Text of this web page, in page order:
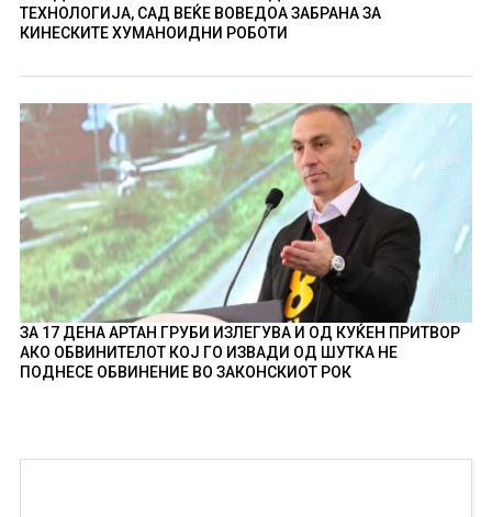
ТЕХНОЛОГИЈА, САД ВЕЌЕ ВОВЕДОА ЗАБРАНА ЗА
КИНЕСКИТЕ ХУМАНОИДНИ РОБОТИ
ЗА 17 ДЕНА АРТАН ГРУБИ ИЗЛЕГУВА И ОД КУЌЕН ПРИТВОР
АКО ОБВИНИТЕЛОТ КОЈ ГО ИЗВАДИ ОД ШУТКА НЕ
ПОДНЕСЕ ОБВИНЕНИЕ ВО ЗАКОНСКИОТ РОК